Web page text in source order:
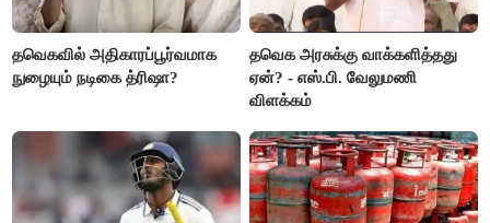
தவெகவில் அதிகாரப்பூர்வமாக
நுழையும் நடிகை த்ரிஷா?
தவெக அரசுக்கு வாக்களித்தது
ஏன்? - எஸ்.பி. வேலுமணி
விளக்கம்